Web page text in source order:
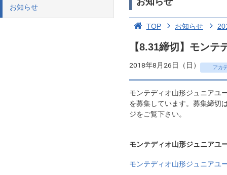
お知らせ
TOP お知らせ
【8.31締切】モン
2018年8月26日（日） アカ
モンテディオ山形ジュニアユ
を募集しています。募集締切
ジをご覧下さい。
モンテディオ山形ジュニアユ
モンテディオ山形ジュニアユ